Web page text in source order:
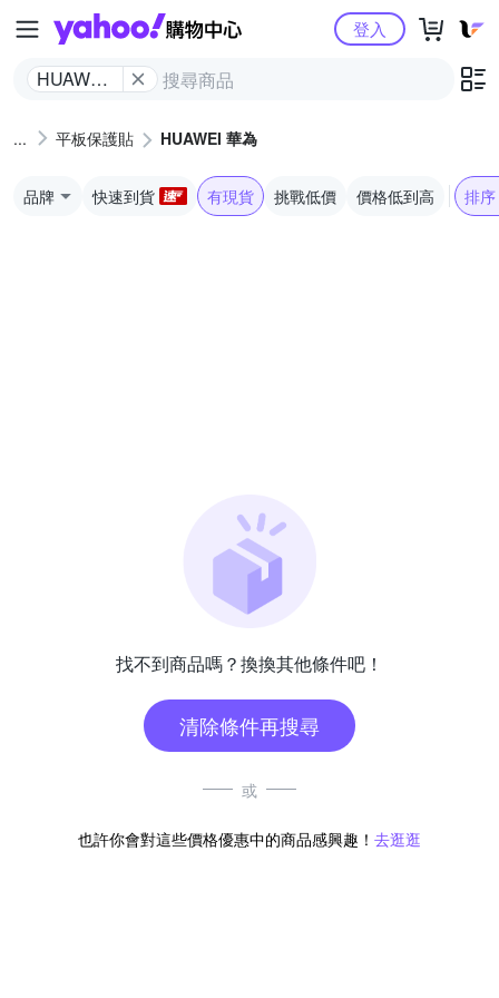
Yahoo購物中心
HUAWEI
登入
平板保護貼 HUAWEI 華為
品牌 快速到貨 有現貨 挑戰低價 價格低到高 排序
找不到商品嗎？換換其他條件吧！
清除條件再搜尋
或
也許你會對這些價格優惠中的商品感興趣！ 去逛逛